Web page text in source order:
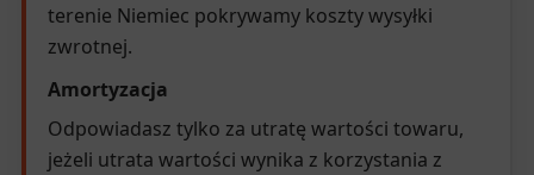
terenie Niemiec pokrywamy koszty wysyłki
zwrotnej.
Amortyzacja
Odpowiadasz tylko za utratę wartości towaru,
jeżeli utrata wartości wynika z korzystania z